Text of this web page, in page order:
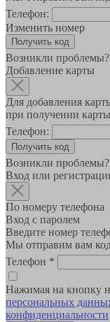
Телефон:
Изменить номер
Возникли проблемы?
Добавление карты
Для добавления
при получении карты
Телефон:
Возникли проблемы?
Вход или
По номеру телефона
Вход с паролем
Введите номер
Мы отправим вам
Телефон *
Нажимая на кнопку
персональных
конфиденциальности